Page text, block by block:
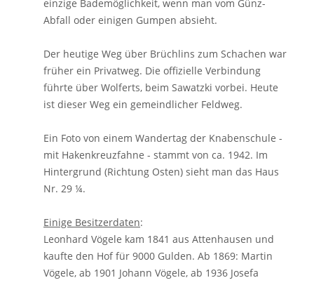
einzige Bademöglichkeit, wenn man vom Günz-
Abfall oder einigen Gumpen absieht.
Der heutige Weg über Brüchlins zum Schachen war
früher ein Privatweg. Die offizielle Verbindung
führte über Wolferts, beim Sawatzki vorbei. Heute
ist dieser Weg ein gemeindlicher Feldweg.
Ein Foto von einem Wandertag der Knabenschule -
mit Hakenkreuzfahne - stammt von ca. 1942. Im
Hintergrund (Richtung Osten) sieht man das Haus
Nr. 29 ¼.
Einige Besitzerdaten:
Leonhard Vögele kam 1841 aus Attenhausen und
kaufte den Hof für 9000 Gulden. Ab 1869: Martin
Vögele, ab 1901 Johann Vögele, ab 1936 Josefa